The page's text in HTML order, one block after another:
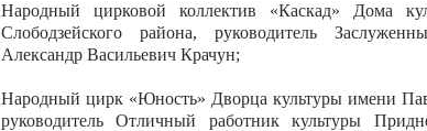
Народный цирковой коллектив «Каскад» Дома
Слободзейского района, руководитель
Александр Васильевич Крачун;
Народный цирк «Юность» Дворца культуры имени
руководитель Отличный работник культуры